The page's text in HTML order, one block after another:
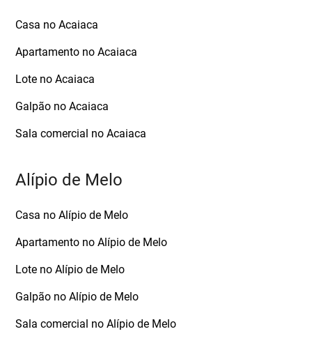
Casa no Acaiaca
Apartamento no Acaiaca
Lote no Acaiaca
Galpão no Acaiaca
Sala comercial no Acaiaca
Alípio de Melo
Casa no Alípio de Melo
Apartamento no Alípio de Melo
Lote no Alípio de Melo
Galpão no Alípio de Melo
Sala comercial no Alípio de Melo